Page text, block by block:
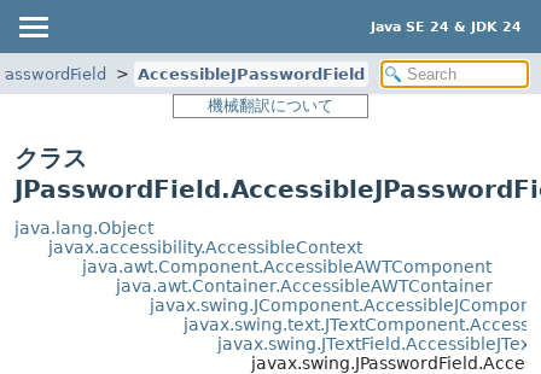
Java SE 24 & JDK 24
AccessibleJPasswordField
機械翻訳について
クラス
java.lang.Object
javax.accessibility.AccessibleContext
java.awt.Component.AccessibleAWTComponent
java.awt.Container.AccessibleAWTContainer